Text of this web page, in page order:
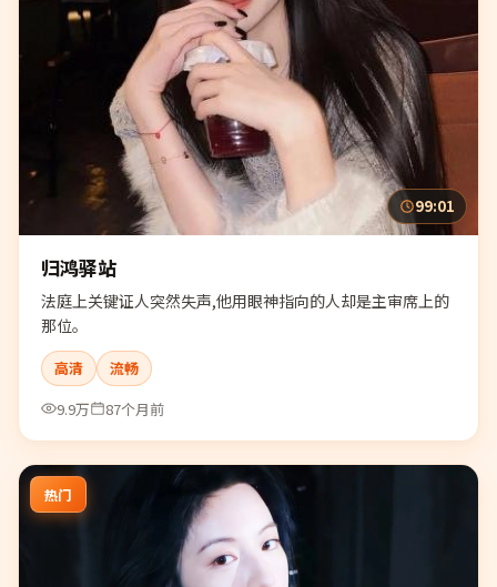
99:01
归鸿驿站
法庭上关键证人突然失声,他用眼神指向的人却是主审席上的
那位。
高清
流畅
9.9万
87个月前
热门